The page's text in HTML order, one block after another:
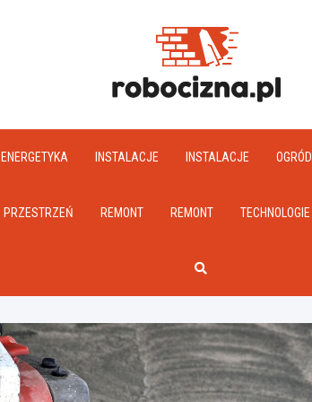
ENERGETYKA INSTALACJE INSTALACJE OGRÓD
PRZESTRZEŃ REMONT REMONT TECHNOLOGIE